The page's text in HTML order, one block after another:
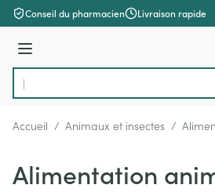
Aller au contenu
Conseil du pharmacien Livraison rapide
Menu
Rechercher
Accueil / Animaux et insectes /
Alimentation